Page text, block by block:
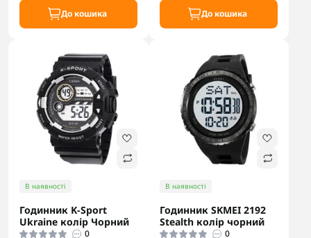
До кошика До кошика
В наявності
Годинник K-Sport
Ukraine колір Чорний
0
В наявності
Годинник SKMEI 2192
Stealth колір чорний
0